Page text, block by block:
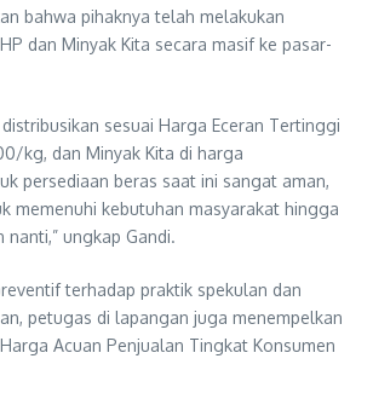
bahwa pihaknya telah melakukan
dan Minyak Kita secara masif ke pasar-
distribusikan sesuai Harga Eceran Tertinggi
kg, dan Minyak Kita di harga
persediaan beras saat ini sangat aman,
memenuhi kebutuhan masyarakat hingga
ungkap Gandi.
terhadap praktik spekulan dan
petugas di lapangan juga menempelkan
Acuan Penjualan Tingkat Konsumen